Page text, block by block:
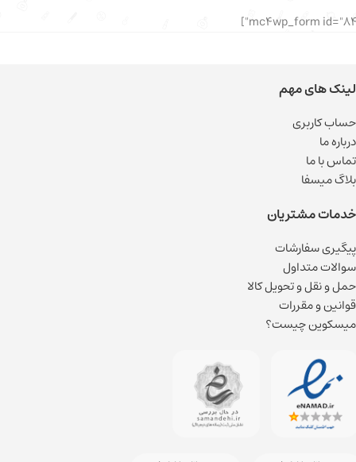
لینک های مهم
حساب کاربری
درباره ما
تماس با ما
بلاگ میسفا
خدمات مشتریان
پیگیری سفارشات
سوالات متداول
حمل و نقل و تحویل کالا
قوانین و مقررات
میسکوین چیست؟